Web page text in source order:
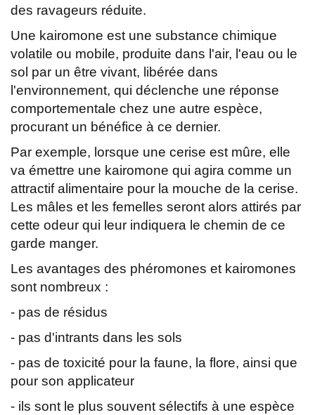
des ravageurs réduite.
Une kairomone est une substance chimique
volatile ou mobile, produite dans l'air, l'eau ou le
sol par un être vivant, libérée dans
l'environnement, qui déclenche une réponse
comportementale chez une autre espèce,
procurant un bénéfice à ce dernier.
Par exemple, lorsque une cerise est mûre, elle
va émettre une kairomone qui agira comme un
attractif alimentaire pour la mouche de la cerise.
Les mâles et les femelles seront alors attirés par
cette odeur qui leur indiquera le chemin de ce
garde manger.
Les avantages des phéromones et kairomones
sont nombreux :
- pas de résidus
- pas d'intrants dans les sols
- pas de toxicité pour la faune, la flore, ainsi que
pour son applicateur
- ils sont le plus souvent sélectifs à une espèce